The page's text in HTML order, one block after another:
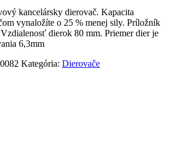
kancelársky dierovač. Kapacita
vynaložíte o 25 % menej sily. Príložník
dierok 80 mm. Priemer dier je
6,3mm
Kategória: Dierovače